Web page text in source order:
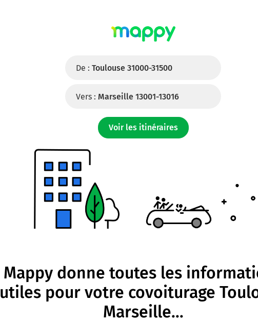
De : Toulouse 31000-31500
Vers : Marseille 13001-13016
Voir les itinéraires
Mappy donne toutes les
utiles pour votre covoiturage
Marseille...